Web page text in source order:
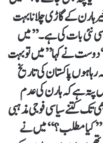
ہارن کے گاڑی چلانا بہت
نئی بات کی ہے۔’’میں
نے کہا ’’میں تو بہت
ہوں پاکستان کی تاریخ
ہے کہ ہارن کی عدم
کتنے سیاسی فوجی مذہبی
مطلب؟ ‘‘میں نے